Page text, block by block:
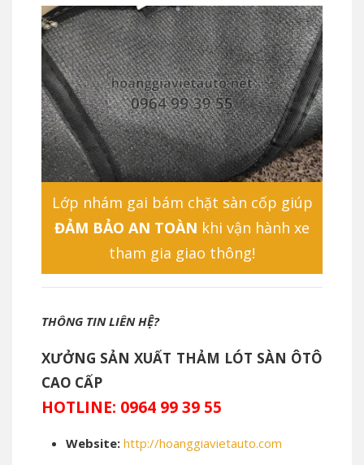
Lớp nhám gai bám chặt sàn cốp giúp
ĐẢM BẢO AN TOÀN khi vận hành xe
tham gia giao thông!
THÔNG TIN LIÊN HỆ?
XƯỞNG SẢN XUẤT THẢM LÓT SÀN ÔTÔ
CAO CẤP
HOTLINE: 0964 99 39 55
Website: http://hoanggiavietauto.com